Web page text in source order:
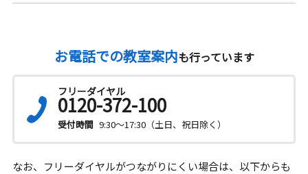
お電話での教室案内も行っています
フリーダイヤル
0120-372-100
受付時間 9:30～17:30（土日、祝日除く）
なお、フリーダイヤルがつながりにくい場合は、以下からも